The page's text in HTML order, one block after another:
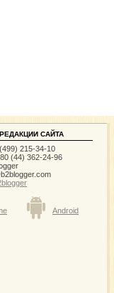
САЙТА
215-34-10
(44) 362-24-96
Android